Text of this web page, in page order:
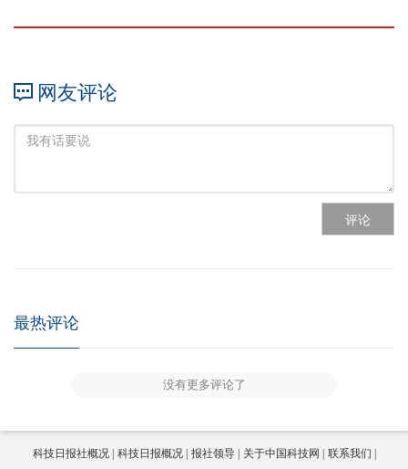
网友评论
评论
最热评论
没有更多评论了
科技日报社概况 科技日报概况 报社领导 关于中国科技网 联系我们